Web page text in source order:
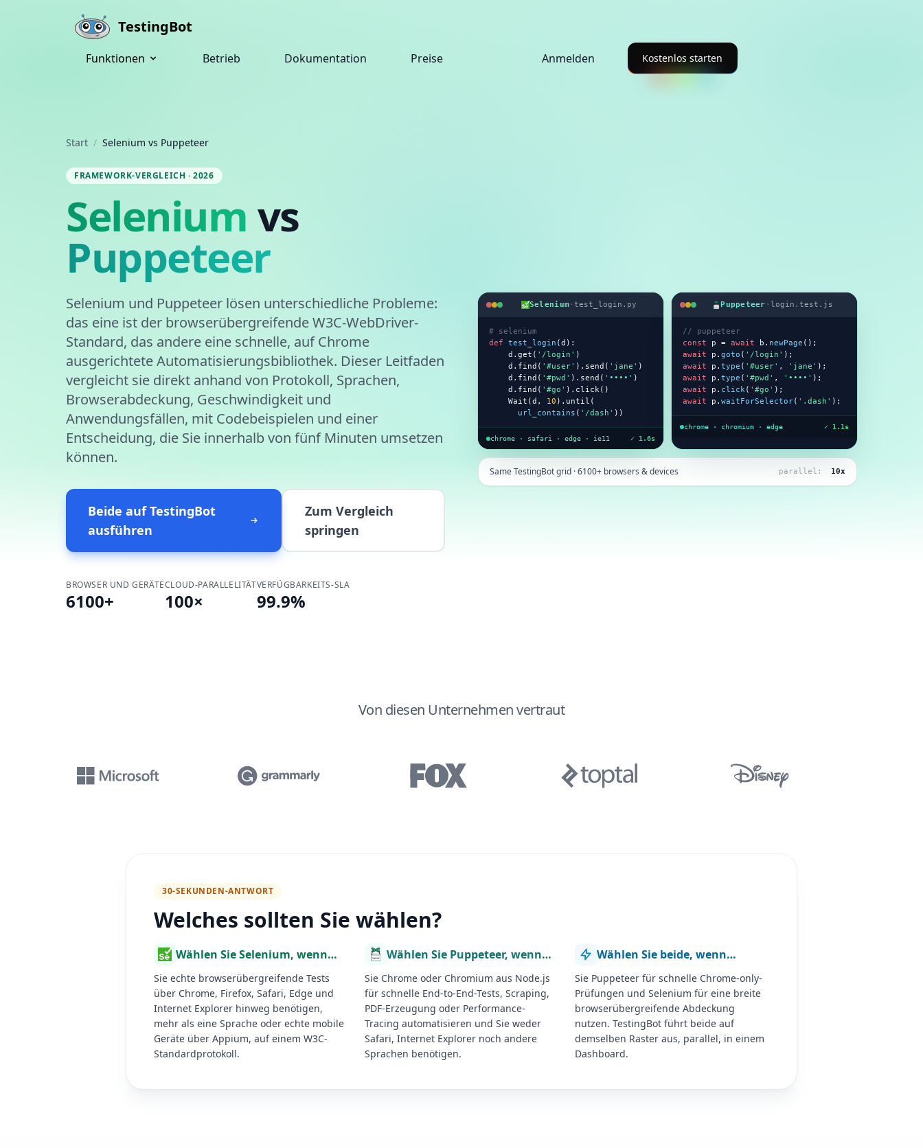
TestingBot
Funktionen Betrieb Dokumentation Preise Anmelden Kostenlos starten
Start / Selenium vs Puppeteer
FRAMEWORK-VERGLEICH · 2026
Selenium vs
Puppeteer
Selenium und Puppeteer lösen unterschiedliche Probleme:
das eine ist der browserübergreifende W3C-WebDriver-
Standard, das andere eine schnelle, auf Chrome
ausgerichtete Automatisierungsbibliothek. Dieser Leitfaden
vergleicht sie direkt anhand von Protokoll, Sprachen,
Browserabdeckung, Geschwindigkeit und
Anwendungsfällen, mit Codebeispielen und einer
Entscheidung, die Sie innerhalb von fünf Minuten umsetzen
können.
Beide auf TestingBot
ausführen
Zum Vergleich
springen
BROWSER UND GERÄTE
6100+
CLOUD-PARALLELITÄT
100×
VERFÜGBARKEITS-SLA
99.9%
Selenium·test_login.py
# selenium
def
test_login (d):
    d.get(
'/login' )
    d.find(
'#user' ).send( 'jane' )
    d.find(
'#pwd' ).send( '••••' )
    d.find(
'#go' ).click()
    Wait(d,
10 ).until(
url_contains ( '/dash' ))
chrome · safari · edge · ie11 ✓ 1.6s
Puppeteer · login.test.js
// puppeteer
const p = await b. newPage
await p. goto ( '/login'
await p. type ( '#user' , 'jane'
await p. type ( '#pwd' , '••••'
await p. click( '#go'
await p. waitForSelector( '.dash' );
chrome · chromium · edge ✓ 1.1s
Same TestingBot grid · 6100+ browsers & devices parallel: 10x
Von diesen Unternehmen vertraut
30-SEKUNDEN-ANTWORT
Welches sollten Sie wählen?
Wählen Sie Selenium, wenn…
Sie echte browserübergreifende Tests
über Chrome, Firefox, Safari, Edge und
Internet Explorer hinweg benötigen,
mehr als eine Sprache oder echte mobile
Geräte über Appium, auf einem W3C-
Standardprotokoll.
Wählen Sie Puppeteer, wenn…
Sie Chrome oder Chromium aus Node.js
für schnelle End-to-End-Tests, Scraping,
PDF-Erzeugung oder Performance-
Tracing automatisieren und Sie weder
Safari, Internet Explorer noch andere
Sprachen benötigen.
Wählen Sie beide, wenn…
Sie Puppeteer für schnelle Chrome-only-
Prüfungen und Selenium für eine breite
browserübergreifende Abdeckung
nutzen. TestingBot führt beide auf
demselben Raster aus, parallel, in einem
Dashboard.